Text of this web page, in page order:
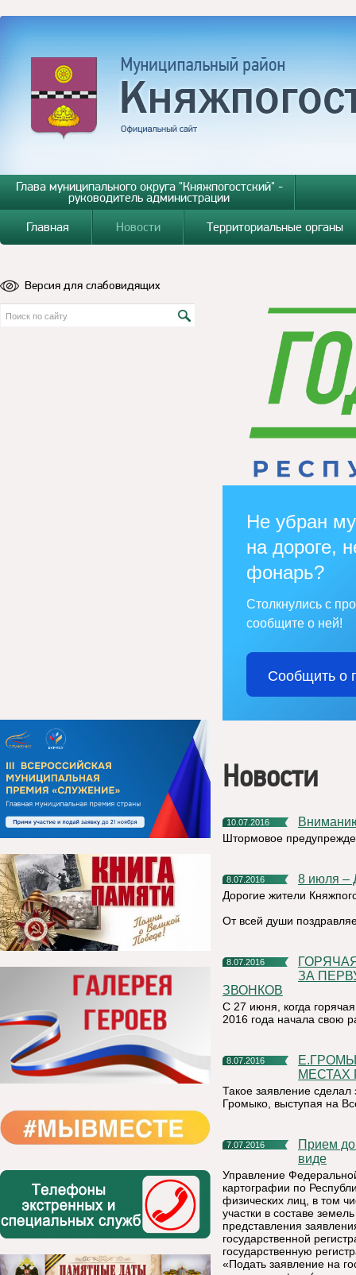
Глава муниципального округа "Княжпогостский" -
руководитель администрации
Главная
Новости Территориальные органы
Версия для слабовидящих
Не убран
на дороге,
фонарь?
Столкнулись с
сообщите о ней!
Сообщить о
Новости
10.07.2016
Штормовое
8.07.2016 8 июля
Дорогие жители
От всей души
8.07.2016
ГОРЯЧАЯ ЛИНИЯ СЕЛЬСКОХОЗЯЙСТВЕННОЙ ПЕРЕПИСИ
ЗА
ЗВОНКОВ
С 27 июня, когда
2016 года начала свою
8.07.2016
Е.ГРОМЫКО: НА ДАННЫЙ МОМЕНТ ПЕРЕПИСЬ НА
МЕСТАХ
Такое заявление сделал
Громыко, выступая на
7.07.2016
Прием документов на регистрацию прав в электронном
виде
Управление
картографии по
физических лиц, в том
участки в составе
представления
государственной
государственную
«Подать заявление на